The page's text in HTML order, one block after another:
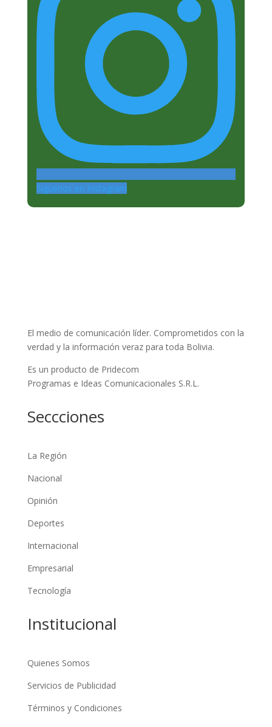
Siguenos en Instagram
El medio de comunicación líder. Comprometidos con la
verdad y la información veraz para toda Bolivia.
Es un producto de Pridecom
Programas e Ideas Comunicacionales S.R.L.
Seccciones
La Región
Nacional
Opinión
Deportes
Internacional
Empresarial
Tecnología
Institucional
Quienes Somos
Servicios de Publicidad
Términos y Condiciones